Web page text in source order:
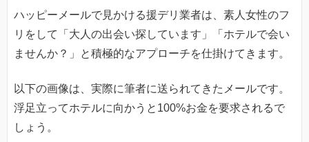
ハッピーメールで見かける援デリ業者は、素人女性のフ
リをして「大人の出会い探しています」「ホテルで会い
ませんか？」と積極的なアプローチを仕掛けてきます。
以下の画像は、実際に筆者に送られてきたメールです。
浮足立ってホテルに向かうと100%お金を要求されるで
しょう。